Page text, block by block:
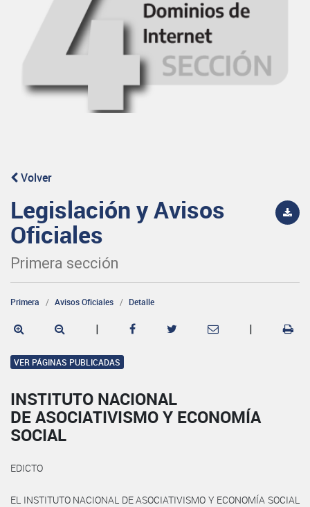
Volver
Legislación y Avisos
Oficiales
Primera sección
Primera Avisos Oficiales Detalle
| |
VER PÁGINAS PUBLICADAS
INSTITUTO NACIONAL
DE ASOCIATIVISMO Y ECONOMÍA
SOCIAL
EDICTO
EL INSTITUTO NACIONAL DE ASOCIATIVISMO Y ECONOMÍA SOCIAL